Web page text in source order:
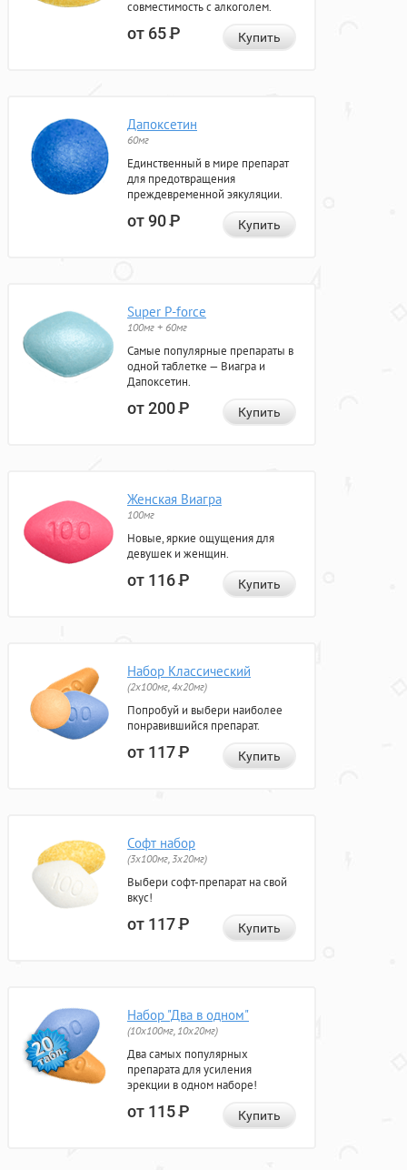
совместимость с алкоголем.
от 65Р Купить
Дапоксетин
60мг
Единственный в мире препарат
для предотвращения
преждевременной эякуляции.
от 90Р Купить
Super P-force
100мг + 60мг
Самые популярные препараты в
одной таблетке — Виагра и
Дапоксетин.
от 200Р Купить
Женская Виагра
100мг
Новые, яркие ощущения для
девушек и женщин.
от 116Р Купить
Набор Классический
(2x100мг, 4x20мг)
Попробуй и выбери наиболее
понравившийся препарат.
от 117Р Купить
Софт набор
(3x100мг, 3x20мг)
Выбери софт-препарат на свой
вкус!
от 117Р Купить
Набор "Два в одном"
(10x100мг, 10x20мг)
Два самых популярных
препарата для усиления
эрекции в одном наборе!
от 115Р Купить